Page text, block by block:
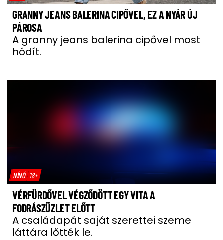
GRANNY JEANS BALERINA CIPŐVEL, EZ A NYÁR ÚJ
PÁROSA
A granny jeans balerina cipővel most
hódít.
NÍNÓ 18+
VÉRFÜRDŐVEL VÉGZŐDÖTT EGY VITA A
FODRÁSZÜZLET ELŐTT
A családapát saját szerettei szeme
láttára lőtték le.